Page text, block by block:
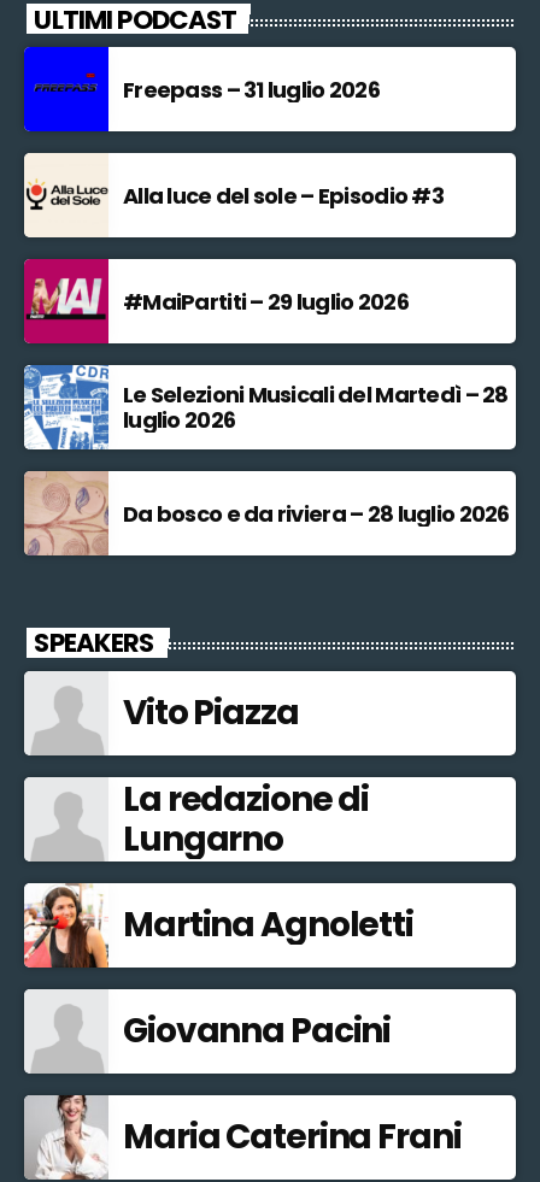
ULTIMI PODCAST
Freepass – 31 luglio 2026
Alla luce del sole – Episodio #3
#MaiPartiti – 29 luglio 2026
Le Selezioni Musicali del Martedì – 28
luglio 2026
Da bosco e da riviera – 28 luglio 2026
SPEAKERS
Vito Piazza
La redazione di
Lungarno
Martina Agnoletti
Giovanna Pacini
Maria Caterina Frani